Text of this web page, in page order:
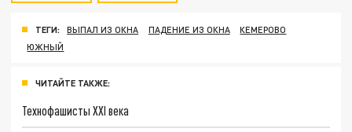
ТЕГИ: ВЫПАЛ ИЗ ОКНА ПАДЕНИЕ ИЗ ОКНА
КЕМЕРОВО
ЮЖНЫЙ
ЧИТАЙТЕ ТАКЖЕ:
Технофашисты XXI века